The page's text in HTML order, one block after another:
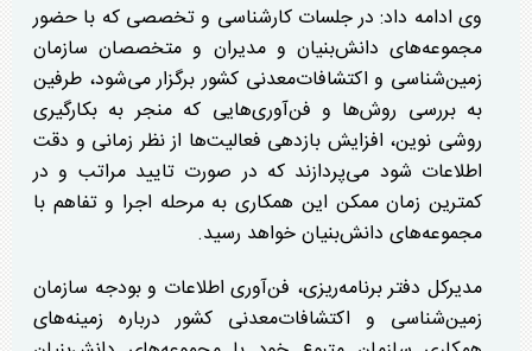
وی ادامه داد: در جلسات کارشناسی و تخصصی که با حضور
مجموعه‌های دانش‌بنیان و مدیران و متخصصان سازمان
زمین‌شناسی و اکتشافات‌معدنی کشور برگزار می‌شود، طرفین
به بررسی روش‌ها و فن‌آوری‌هایی که منجر به بکارگیری
روشی نوین، افزایش بازدهی فعالیت‌ها از نظر زمانی و دقت
اطلاعات شود می‌پردازند که در صورت تایید مراتب و در
کمترین زمان ممکن این همکاری به مرحله اجرا و تفاهم با
مجموعه‌های دانش‌بنیان خواهد رسید.
مدیرکل دفتر برنامه‌ریزی، فن‌آوری اطلاعات و بودجه سازمان
زمین‌شناسی و اکتشافات‌معدنی کشور درباره زمینه‌های